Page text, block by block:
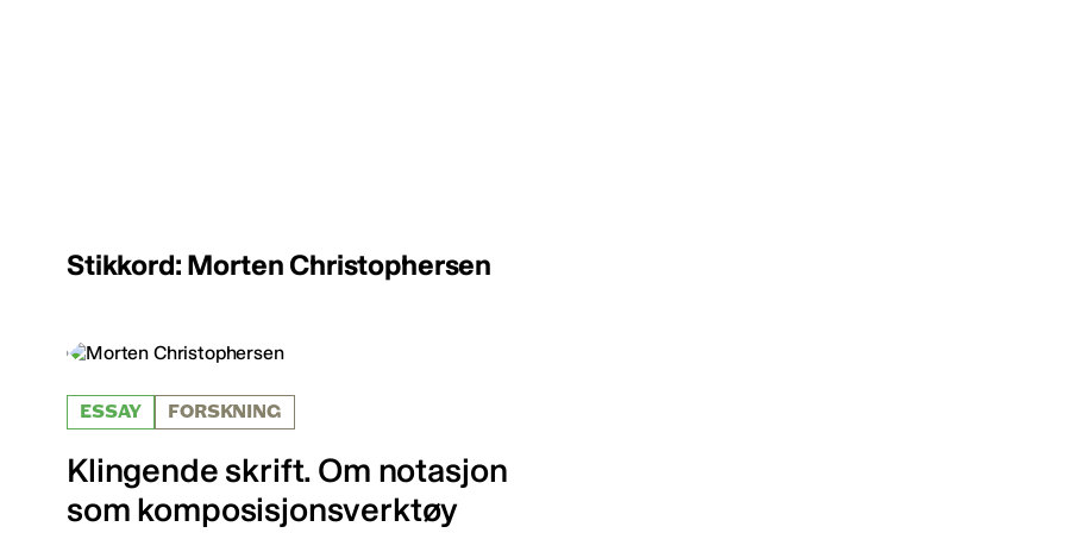
Stikkord: Morten Christophersen
ESSAY FORSKNING
Klingende skrift. Om notasjon
som komposisjonsverktøy